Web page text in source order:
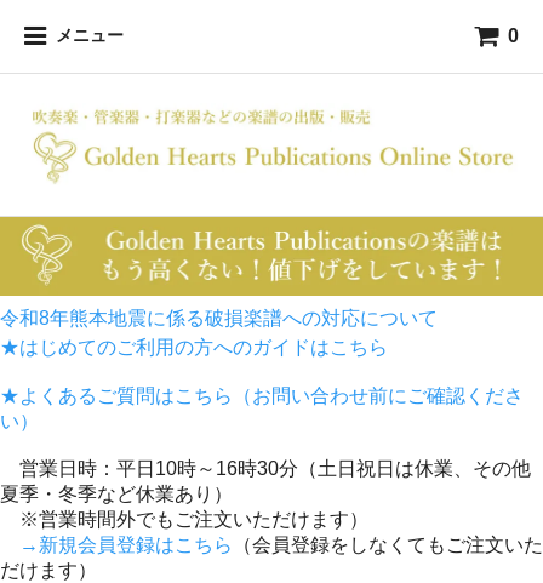
メニュー 0
令和8年熊本地震に係る破損楽譜への対応について
★はじめてのご利用の方へのガイドはこちら
★よくあるご質問はこちら（お問い合わせ前にご確認くださ
い）
営業日時：平日10時～16時30分（土日祝日は休業、その他
夏季・冬季など休業あり）
※営業時間外でもご注文いただけます）
→新規会員登録はこちら
（会員登録をしなくてもご注文いた
だけます）